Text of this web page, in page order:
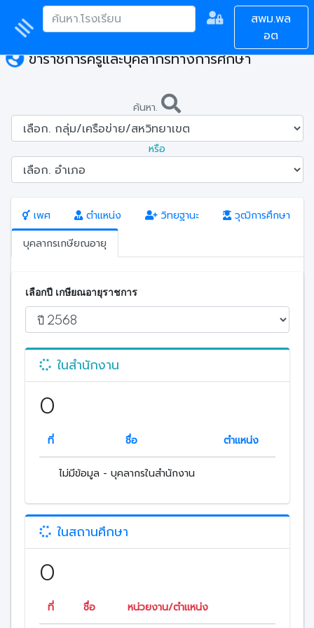
สพม.พล
อต
ข้าราชการครูและบุคลากรทางการศึกษา
ค้นหา.
หรือ
เพศ ตำแหน่ง วิทยฐานะ
วุฒิการศึกษา
บุคลากรเกษียณอายุ
เลือกปี เกษียณอายุราชการ
ในสำนักงาน
0
ที่ ชื่อ ตำแหน่ง
ไม่มีข้อมูล - บุคลากรในสำนักงาน
ในสถานศึกษา
0
ที่ ชื่อ หน่วยงาน/ตำแหน่ง